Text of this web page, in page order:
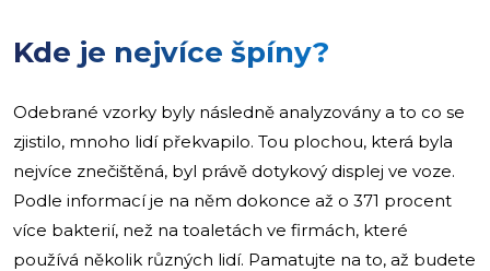
Kde je nejvíce špíny?
Odebrané vzorky byly následně analyzovány a to co se
zjistilo, mnoho lidí překvapilo. Tou plochou, která byla
nejvíce znečištěná, byl právě dotykový displej ve voze.
Podle informací je na něm dokonce až o 371 procent
více bakterií, než na toaletách ve firmách, které
používá několik různých lidí. Pamatujte na to, až budete